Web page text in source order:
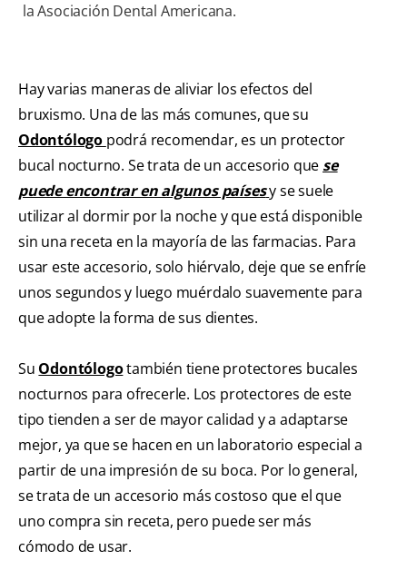
la Asociación Dental Americana.
Hay varias maneras de aliviar los efectos del
bruxismo. Una de las más comunes, que su
Odontólogo podrá recomendar, es un protector
bucal nocturno. Se trata de un accesorio que se
puede encontrar en algunos paísesy se suele
utilizar al dormir por la noche y que está disponible
sin una receta en la mayoría de las farmacias. Para
usar este accesorio, solo hiérvalo, deje que se enfríe
unos segundos y luego muérdalo suavemente para
que adopte la forma de sus dientes.
Su Odontólogotambién tiene protectores bucales
nocturnos para ofrecerle. Los protectores de este
tipo tienden a ser de mayor calidad y a adaptarse
mejor, ya que se hacen en un laboratorio especial a
partir de una impresión de su boca. Por lo general,
se trata de un accesorio más costoso que el que
uno compra sin receta, pero puede ser más
cómodo de usar.